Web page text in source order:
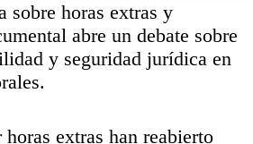
sobre horas extras y
abre un debate sobre
y seguridad jurídica en
extras han reabierto